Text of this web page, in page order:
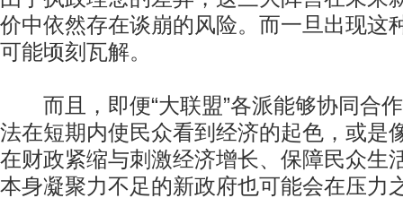
价中依然存在谈崩的风险。而一旦出现这
可能顷刻瓦解。
而且，即便“大联盟”各派能够协同合
法在短期内使民众看到经济的起色，或是
在财政紧缩与刺激经济增长、保障民众生
本身凝聚力不足的新政府也可能会在压力